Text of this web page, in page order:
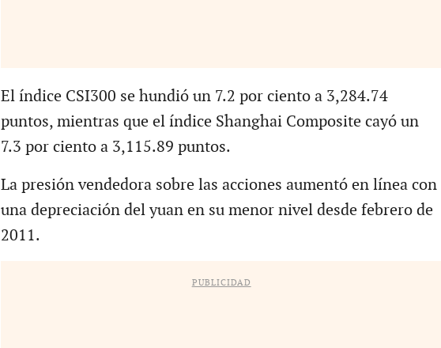
El índice CSI300 se hundió un 7.2 por ciento a 3,284.74
puntos, mientras que el índice Shanghai Composite cayó un
7.3 por ciento a 3,115.89 puntos.
La presión vendedora sobre las acciones aumentó en línea con
una depreciación del yuan en su menor nivel desde febrero de
2011.
PUBLICIDAD